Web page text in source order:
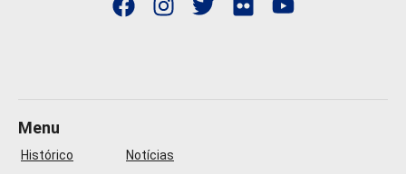
Menu
Histórico
Notícias